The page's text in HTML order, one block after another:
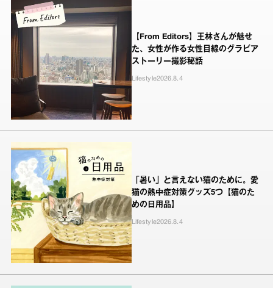
【From Editors】王林さんが魅せ
た、女性が作る女性目線のグラビア
ストーリー撮影秘話
Lifestyle2026.8.4
「暑い」と言えない猫のために。愛
猫の熱中症対策グッズ5つ【猫のた
めの日用品】
Lifestyle2026.8.4